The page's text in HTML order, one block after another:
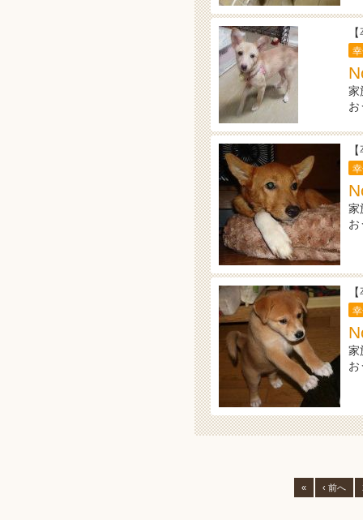
家
お
家
お
家
お
« ‹ 前へ